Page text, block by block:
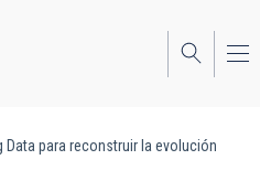
Data para reconstruir la evolución